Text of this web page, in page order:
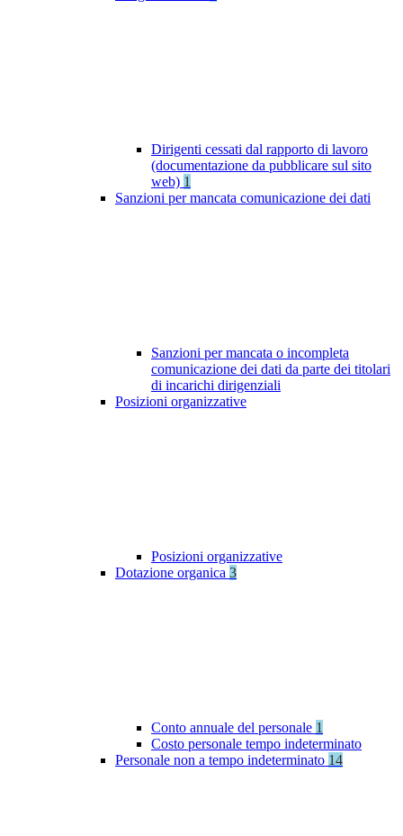
Dirigenti cessati dal rapporto di lavoro
(documentazione da pubblicare sul sito
web) 1
Sanzioni per mancata comunicazione dei dati
Sanzioni per mancata o incompleta
comunicazione dei dati da parte dei titolari
di incarichi dirigenziali
Posizioni organizzative
Posizioni organizzative
Dotazione organica 3
Conto annuale del personale 1
Costo personale tempo indeterminato
Personale non a tempo indeterminato 14